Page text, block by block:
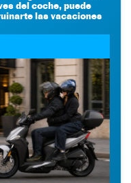
del coche, puede
las vacaciones